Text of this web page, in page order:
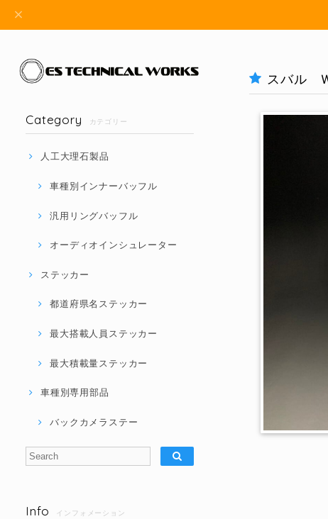
Category カテゴリー
人工大理石製品
車種別インナーバッフル
汎用リングバッフル
オーディオインシュレーター
ステッカー
都道府県名ステッカー
最大搭載人員ステッカー
最大積載量ステッカー
車種別専用部品
バックカメラステー
Info インフォメーション
スバル